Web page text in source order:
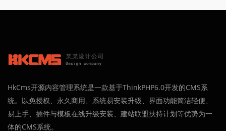
HkCms开源内容管理系统是一款基于ThinkPHP6.0开发的CMS系
统。以免授权、永久商用、系统易安装升级、界面功能简洁轻便、
易上手、插件与模板在线升级安装、建站联盟扶持计划等优势为一
体的CMS系统。